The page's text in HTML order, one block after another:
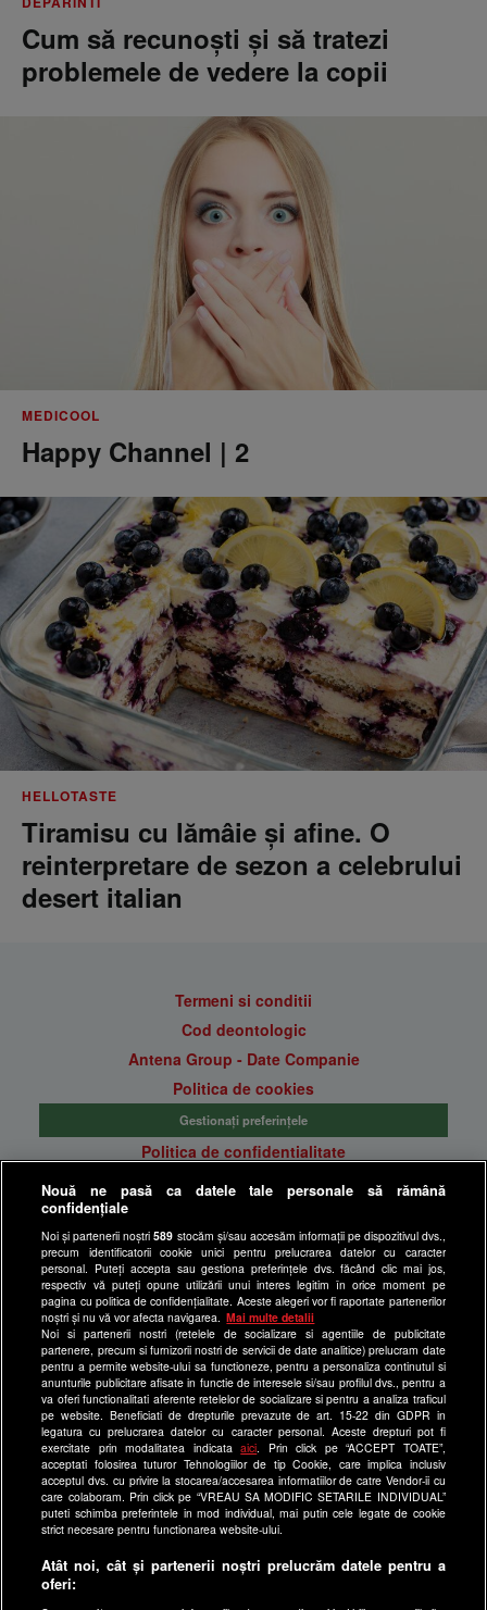
Cum să recunoști și să tratezi
problemele de vedere la copii
MEDICOOL
Happy Channel | 2
HELLOTASTE
Tiramisu cu lămâie și afine. O
reinterpretare de sezon a celebrului
desert italian
Termeni si conditii
Cod deontologic
Antena Group - Date Companie
Politica de cookies
Gestionați preferințele
Politica de confidentialitate
Anunturi gratuite pe Lajumate.ro
Program Happy Channel
Echipa editorială
Site-uri Antena Group
a1.ro
antenastars.ro
as.ro
catine.ro
chefi.ro
deparinti.ro
medicool.ro
spynews.ro
useit.ro
Nouă ne pasă ca datele tale personale să rămână
confidențiale
Noi și partenerii noștri589 stocăm și/sau accesăm informații pe dispozitivul dvs.,
precum identificatorii cookie unici pentru prelucrarea datelor cu caracter
personal. Puteți accepta sau gestiona preferințele dvs. făcând clic mai jos,
respectiv vă puteți opune utilizării unui interes legitim în orice moment pe
pagina cu politica de confidențialitate. Aceste alegeri vor fi raportate partenerilor
noștri și nu vă vor afecta navigarea.
Mai multe detalii
Noi si partenerii nostri (retelele de socializare si agentiile de publicitate
partenere, precum si furnizorii nostri de servicii de date analitice) prelucram date
pentru a permite website-ului sa functioneze, pentru a personaliza continutul si
anunturile publicitare afisate in functie de interesele si/sau profilul dvs., pentru a
va oferi functionalitati aferente retelelor de socializare si pentru a analiza traficul
pe website. Beneficiati de drepturile prevazute de art. 15-22 din GDPR in
legatura cu prelucrarea datelor cu caracter personal. Aceste drepturi pot fi
exercitate prin modalitatea indicataaici . Prin click pe “ACCEPT TOATE”,
acceptati folosirea tuturor Tehnologiilor de tip Cookie, care implica inclusiv
acceptul dvs. cu privire la stocarea/accesarea informatiilor de catre Vendor-ii cu
care colaboram. Prin click pe “VREAU SA MODIFIC SETARILE INDIVIDUAL”
puteti schimba preferintele in mod individual, mai putin cele legate de cookie
strict necesare pentru functionarea website-ului.
Atât noi, cât și partenerii noștri prelucrăm datele pentru a
oferi: